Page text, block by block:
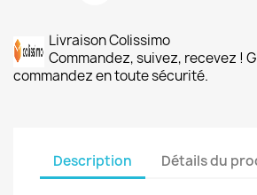
Livraison Colissimo
Commandez, suivez, recevez !
commandez en toute sécurité.
Description Détails du